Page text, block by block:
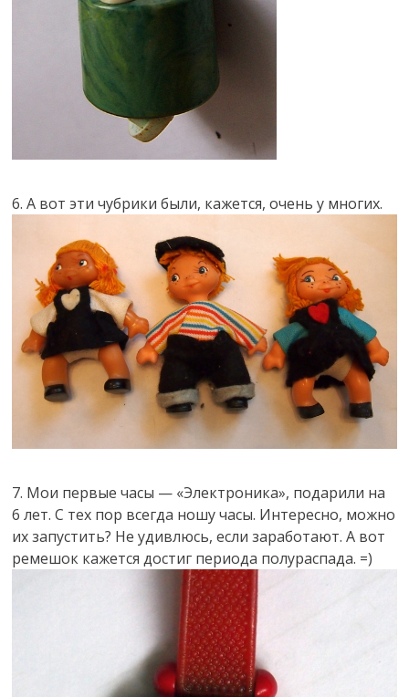
6. А вот эти чубрики были, кажется, очень у многих.
7. Мои первые часы — «Электроника», подарили на
6 лет. С тех пор всегда ношу часы. Интересно, можно
их запустить? Не удивлюсь, если заработают. А вот
ремешок кажется достиг периода полураспада. =)